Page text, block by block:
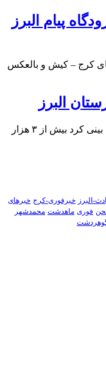
پیام البرز
های کرج – کیش و بالعکس
البرز
مدیر جهاد کشاورزی شهرستان البرز پیش بینی کرد بیش از ۳ هزار
البرز خبرفوری-کرج خبرهای
فوری ماهدشت محمدشهر